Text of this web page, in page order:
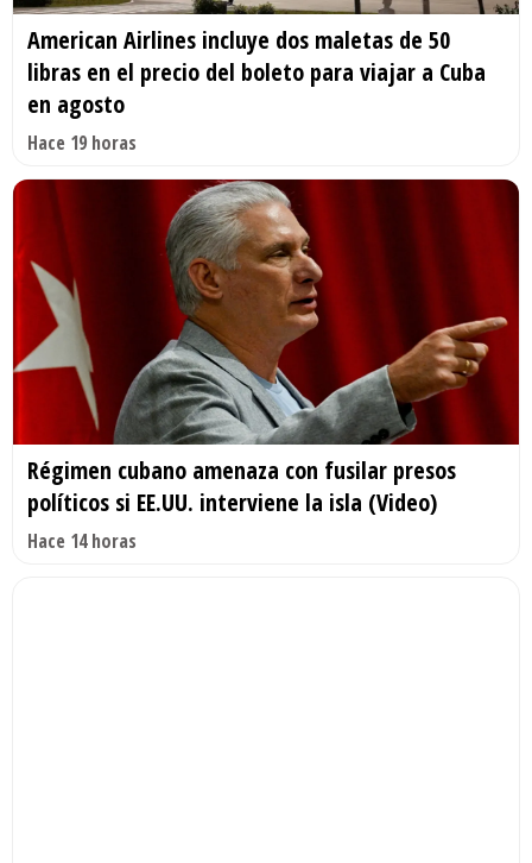
American Airlines incluye dos maletas de 50
libras en el precio del boleto para viajar a Cuba
en agosto
Hace 19 horas
Régimen cubano amenaza con fusilar presos
políticos si EE.UU. interviene la isla (Video)
Hace 14 horas